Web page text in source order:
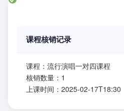
课程核销记录
课程：流行演唱一对四课程
核销数量：1
上课时间：2025-02-17T18:30